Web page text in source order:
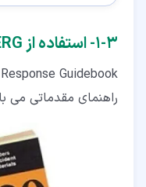
۳‏-‏۱‏- استفاده از ERG
راهنمای مقدماتی می